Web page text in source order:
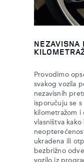
NEZAVISNA
Provodimo
svakog vozila
nezavisnih
isporučuju se
kilometražom i
vlasništva
ukradena ili
bezbrižno